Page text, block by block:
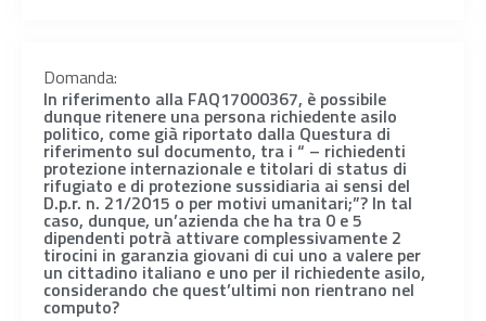
Domanda:
In riferimento alla FAQ17000367, è possibile
dunque ritenere una persona richiedente asilo
politico, come già riportato dalla Questura di
riferimento sul documento, tra i “ – richiedenti
protezione internazionale e titolari di status di
rifugiato e di protezione sussidiaria ai sensi del
D.p.r. n. 21/2015 o per motivi umanitari;”? In tal
caso, dunque, un’azienda che ha tra 0 e 5
dipendenti potrà attivare complessivamente 2
tirocini in garanzia giovani di cui uno a valere per
un cittadino italiano e uno per il richiedente asilo,
considerando che quest’ultimi non rientrano nel
computo?